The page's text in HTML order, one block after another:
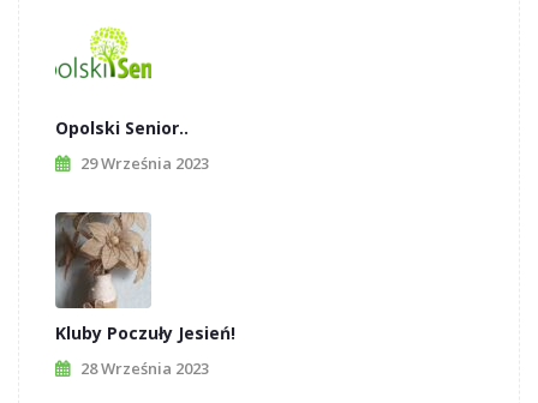
Opolski Senior..
29 Września 2023
Kluby Poczuły Jesień!
28 Września 2023